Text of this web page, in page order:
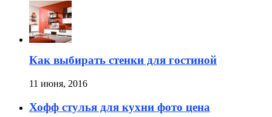
Как выбирать стенки для гостиной
11 июня, 2016
Хофф стулья для кухни фото цена